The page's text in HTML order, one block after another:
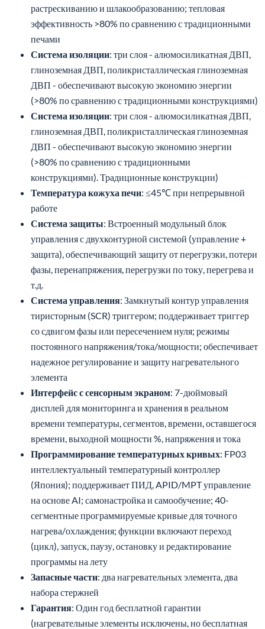
растрескиванию и шлакообразованию; тепловая
эффективность >80% по сравнению с традиционными
печами
Система изоляции: три слоя - алюмосиликатная ДВП,
глиноземная ДВП, поликристаллическая глиноземная
ДВП - обеспечивают высокую экономию энергии
(>80% по сравнению с традиционными конструкциями)
Система изоляции: три слоя - алюмосиликатная ДВП,
глиноземная ДВП, поликристаллическая глиноземная
ДВП - обеспечивают высокую экономию энергии
(>80% по сравнению с традиционными
конструкциями). Традиционные конструкции)
Температура кожуха печи: ≤45℃ при непрерывной
работе
Система защиты: Встроенный модульный блок
управления с двухконтурной системой (управление +
защита), обеспечивающий защиту от перегрузки, потери
фазы, перенапряжения, перегрузки по току, перегрева и
т.д.
Система управления: Замкнутый контур управления
тиристорным (SCR) триггером; поддерживает триггер
со сдвигом фазы или пересечением нуля; режимы
постоянного напряжения/тока/мощности; обеспечивает
надежное регулирование и защиту нагревательного
элемента
Интерфейс с сенсорным экраном: 7-дюймовый
дисплей для мониторинга и хранения в реальном
времени температуры, сегментов, времени, оставшегося
времени, выходной мощности %, напряжения и тока
Программирование температурных кривых: FP03
интеллектуальный температурный контроллер
(Япония); поддерживает ПИД, APID/MPT управление
на основе AI; самонастройка и самообучение; 40-
сегментные программируемые кривые для точного
нагрева/охлаждения; функции включают переход
(цикл), запуск, паузу, остановку и редактирование
программы на лету
Запасные части: два нагревательных элемента, два
набора стержней
Гарантия: Один год бесплатной гарантии
(нагревательные элементы исключены, но бесплатная